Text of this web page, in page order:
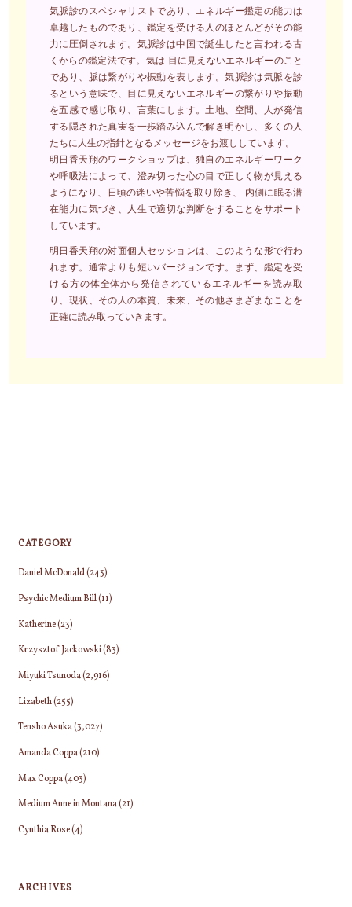
気脈診のスペシャリストであり、エネルギー鑑定の能力は
卓越したものであり、鑑定を受ける人のほとんどがその能
力に圧倒されます。気脈診は中国で誕生したと言われる古
くからの鑑定法です。気は 目に見えないエネルギーのこと
であり、脈は繋がりや振動を表します。気脈診は気脈を診
るという意味で、目に見えないエネルギーの繋がりや振動
を五感で感じ取り、言葉にします。土地、空間、人が発信
する隠された真実を一歩踏み込んで解き明かし、多くの人
たちに人生の指針となるメッセージをお渡ししています。
明日香天翔のワークショップは、独自のエネルギーワーク
や呼吸法によって、澄み切った心の目で正しく物が見える
ようになり、日頃の迷いや苦悩を取り除き、 内側に眠る潜
在能力に気づき、人生で適切な判断をすることをサポート
しています。
明日香天翔の対面個人セッションは、このような形で行わ
れます。通常よりも短いバージョンです。まず、鑑定を受
ける方の体全体から発信されているエネルギーを読み取
り、現状、その人の本質、未来、その他さまざまなことを
正確に読み取っていきます。
CATEGORY
Daniel McDonald(243)
Psychic Medium Bill(11)
Katherine(23)
Krzysztof Jackowski(83)
Miyuki Tsunoda(2,916)
Lizabeth(255)
Tensho Asuka(3,027)
Amanda Coppa(210)
Max Coppa(403)
Medium Anne in Montana(21)
Cynthia Rose(4)
ARCHIVES